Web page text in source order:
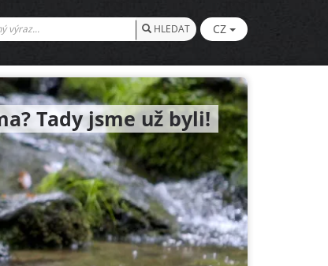
HLEDAT CZ
Tady jsme už byli!